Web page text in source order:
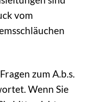
vom
zum A.b.s.
Wenn Sie